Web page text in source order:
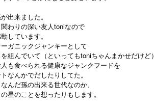
出来ました。
わりの深い友人toniなので
しています。
ガニックジャンキーとして
組んでいて（といってもtoniちゃんまかせだけど）
も食べられる健康なジャンクフードを
なんかでだしたりしてた。
んだ孫の出来る世代なのか、
星のことを想ったりもします。